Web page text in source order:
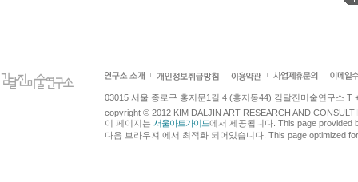
03015 서울 종로구 홍지문1길 4 (홍지동44) 김달진미술연구소 T
copyright © 2012 KIM DALJIN ART RESEARCH AND
이 페이지는 서울아트가이드에서 제공됩니다. This page provided
다음 브라우져 에서 최적화 되어있습니다. This page optimized